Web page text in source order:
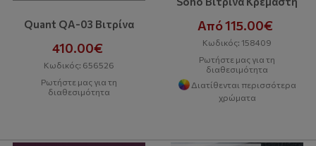
Quant QA-03 Βιτρίνα
410.00€
Κωδικός: 656526
Ρωτήστε μας για τη
διαθεσιμότητα
Από 115.00€
Κωδικός: 158409
Ρωτήστε μας για τη
διαθεσιμότητα
Διατίθενται περισσότερα
χρώματα